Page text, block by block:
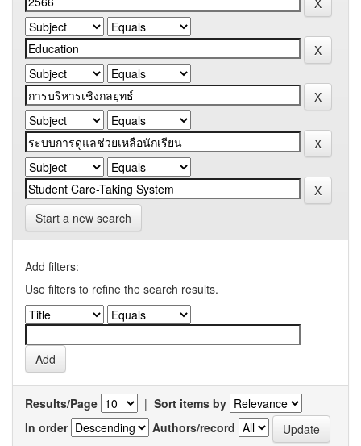
Start a new search
Add filters:
Use filters to refine the search results.
Results/Page | Sort items by
In order
Authors/record